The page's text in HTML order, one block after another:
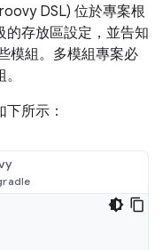
DSL) 位於專案根
的存放區設定，並告知
模組。多模組專案必
所示：